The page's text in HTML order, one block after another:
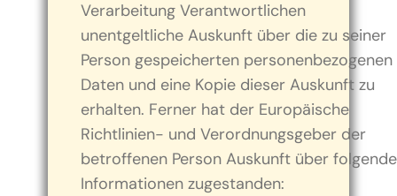
Verarbeitung Verantwortlichen
unentgeltliche Auskunft über die zu seiner
Person gespeicherten personenbezogenen
Daten und eine Kopie dieser Auskunft zu
erhalten. Ferner hat der Europäische
Richtlinien- und Verordnungsgeber der
betroffenen Person Auskunft über folgende
Informationen zugestanden: